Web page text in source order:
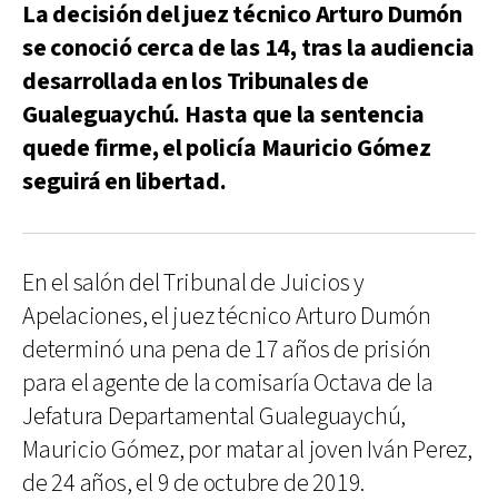
La decisión del juez técnico Arturo Dumón
se conoció cerca de las 14, tras la audiencia
desarrollada en los Tribunales de
Gualeguaychú. Hasta que la sentencia
quede firme, el policía Mauricio Gómez
seguirá en libertad.
En el salón del Tribunal de Juicios y
Apelaciones, el juez técnico Arturo Dumón
determinó una pena de 17 años de prisión
para el agente de la comisaría Octava de la
Jefatura Departamental Gualeguaychú,
Mauricio Gómez, por matar al joven Iván Perez,
de 24 años, el 9 de octubre de 2019.